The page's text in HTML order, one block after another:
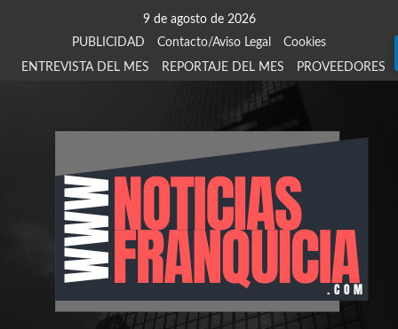
9 de agosto de 2026
PUBLICIDAD
Contacto/Aviso Legal
Cookies
ENTREVISTA DEL MES
REPORTAJE DEL MES PROVEEDORES